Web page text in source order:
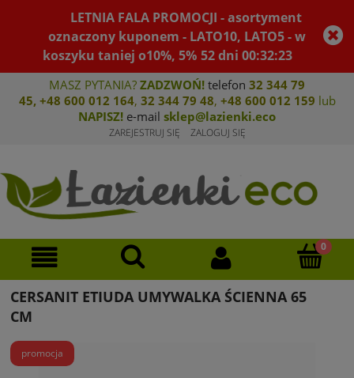
LETNIA FALA PROMOCJI - asortyment
oznaczony kuponem - LATO10, LATO5 - w
koszyku taniej o10%, 5% 52dni00:32:23
MASZ PYTANIA? ZADZWOŃ! telefon 32 344 79
45, +48 600 012 164, 32 344 79 48, +48 600 012 159 lub
NAPISZ! e-mail sklep@lazienki.eco
ZAREJESTRUJ SIĘ ZALOGUJ SIĘ
CERSANIT ETIUDA UMYWALKA ŚCIENNA 65
CM
promocja